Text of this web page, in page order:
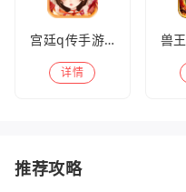
宫廷q传手游百度版
详情
推荐攻略